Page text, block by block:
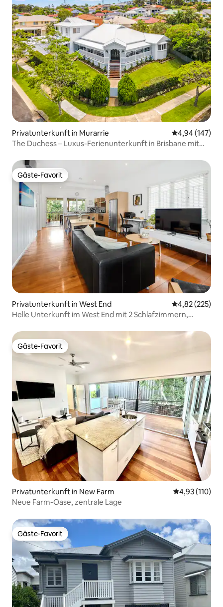
Privatunterkunft in Murarrie
4,94 (147)
The Duchess – Luxus-Ferienunterkunft in Brisbane mit
Gäste-Favorit
Gäste-Favorit
Privatunterkunft in West End
4,82 (225)
Helle Unterkunft im West End mit 2 Schlafzimmern,
Gäste-Favorit
Gäste-Favorit
Privatunterkunft in New Farm
4,93 (110)
Neue Farm-Oase, zentrale Lage
Gäste-Favorit
Gäste-Favorit